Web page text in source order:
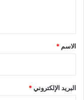
*
الاسم *
البريد الإلكتروني*